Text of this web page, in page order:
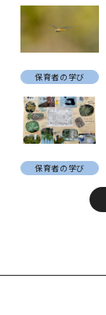
保育者の学び
保育者の学び